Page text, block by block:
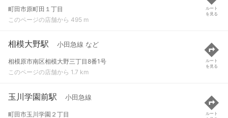
町田市原町田１丁目
このページの店舗から 495 m
ルート
を見る
相模大野駅 小田急線 など
相模原市南区相模大野三丁目8番1号
このページの店舗から 1.7 km
ルート
を見る
玉川学園前駅 小田急線
町田市玉川学園２丁目
ルート